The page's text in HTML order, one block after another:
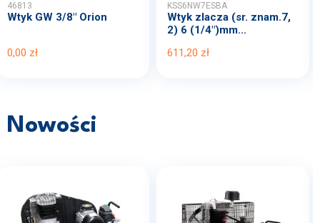
46813
Wtyk GW 3/8" Orion
0,00 zł
KSS6NW7ESBA
Wtyk zlacza (sr. znam.7,
2) 6 (1/4")mm...
611,20 zł
Nowości